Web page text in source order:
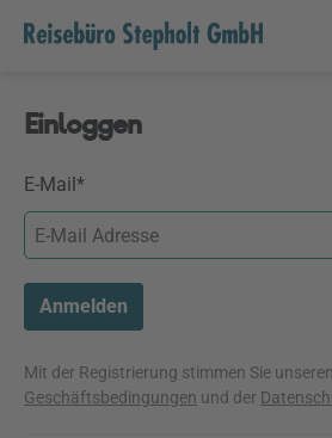
Einloggen
E-Mail*
Anmelden
Mit der Registrierung stimmen Sie unseren
Geschäftsbedingungen und der